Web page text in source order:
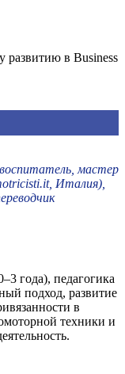
развитию в Business
мастер
Италия),
года), педагогика
подход, развитие
в
техники и